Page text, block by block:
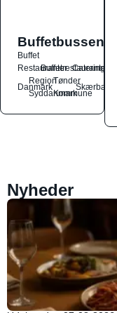
Buffetbussen
Buffet
Restauranter
Buffetrestauranter
Catering
Danmark
Region
Syddanmark
Tønder
Kommune
Skærbæk
Nyheder